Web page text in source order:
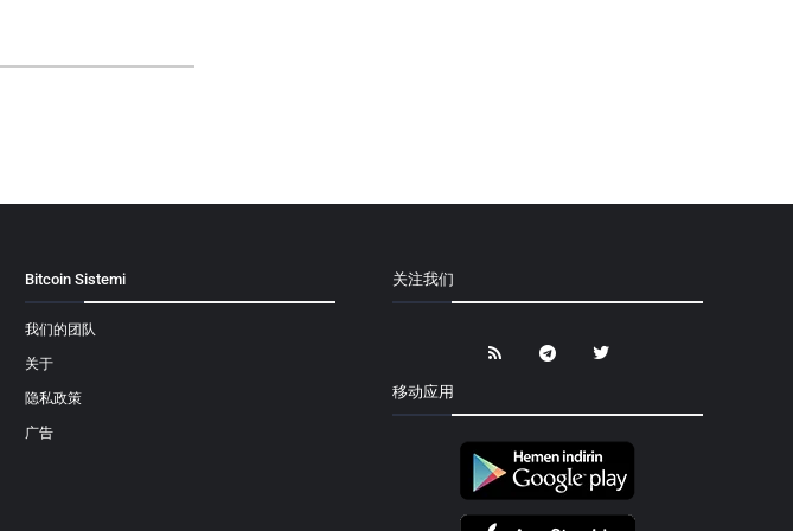
Bitcoin Sistemi
我们的团队
关于
隐私政策
广告
关注我们
移动应用